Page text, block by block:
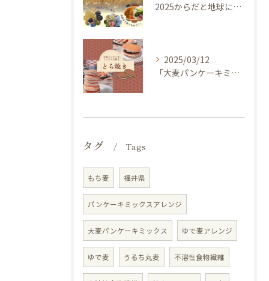
2025からだと地球にやさしい大麦de体験しよう ～ 今年のキャッチフレーズは 『大麦畑を探検しよう！』イベントのご案内
2025/03/12
「大麦パンケーキミックス」を使ってどら焼き作ってみませんか？
タグ Tags
もち麦 福井県
パンケーキミックスアレンジ
大麦パンケーキミックス ゆで麦アレンジ
ゆで麦 うるち丸麦 不溶性食物繊維